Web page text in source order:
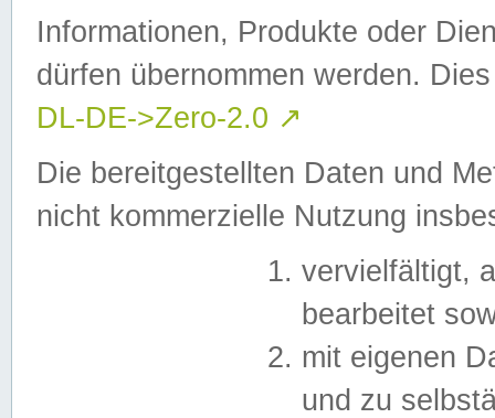
Informationen, Produkte oder
dürfen übernommen werden.
DL-DE->Zero-2.0 ↗
Die bereitgestellten Daten und
nicht kommerzielle Nutzung
vervielfältigt,
bearbeitet
mit eigenen
und zu